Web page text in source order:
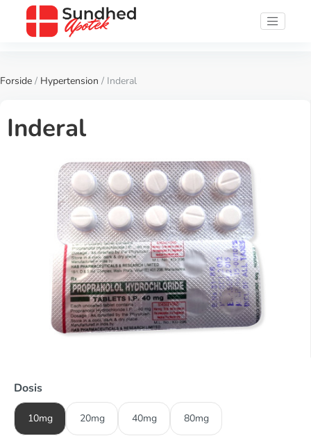
Forside / Hypertension / Inderal
Inderal
Dosis
10mg 20mg 40mg 80mg